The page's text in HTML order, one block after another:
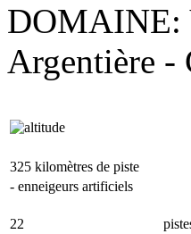
DOMAINE:
Argentière -
325 kilomètres de piste
- enneigeurs artificiels
22